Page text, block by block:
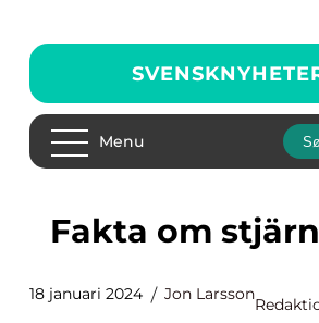
Menu
Fakta om
18 januari 2024 Jon Larsson